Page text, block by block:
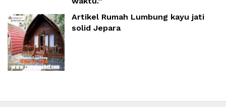
Artikel Rumah Lumbung kayu jati
solid Jepara